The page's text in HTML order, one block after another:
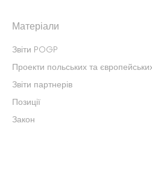
Матеріали
Звіти POGP
Проекти польських та
Звіти партнерів
Позиції
Закон